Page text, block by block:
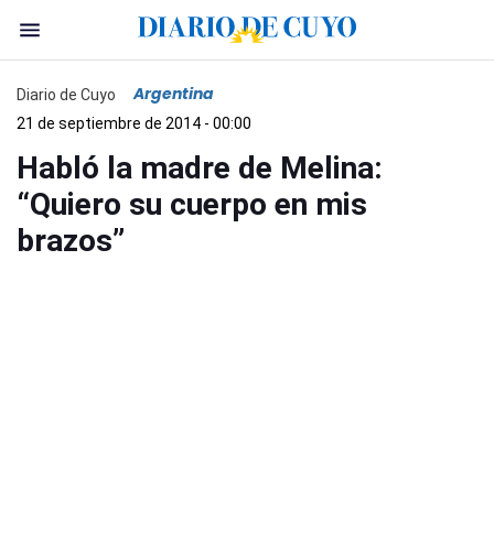
Diario de Cuyo Argentina
21 de septiembre de 2014 - 00:00
Habló la madre de Melina:
“Quiero su cuerpo en mis
brazos”